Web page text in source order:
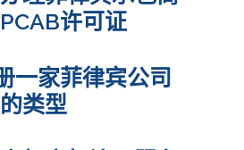
许可证
一家菲律宾公司
类型